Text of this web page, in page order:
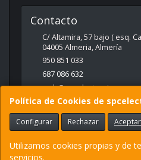
Política de Cookies de
Configurar Rechazar
Utilizamos cookies propias y de
servicios.
Contacto
C/ Altamira, 57 bajo ( esq.
04005 Almeria,Almería
950 851 033
687 086 632
web@spcelectronica.es
Horario
9:30 - 14:00 Y 17:00 - 21:00